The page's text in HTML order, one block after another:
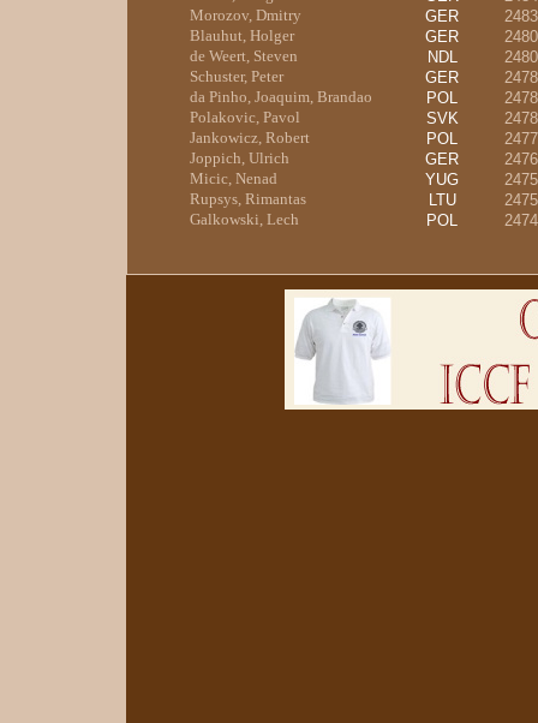
Morozov, Dmitry
GER
2483
Blauhut, Holger
GER
2480
de Weert, Steven
NDL
2480
Schuster, Peter
GER
2478
da Pinho, Joaquim, Brandao
POL
2478
Polakovic, Pavol
SVK
2478
Jankowicz, Robert
POL
2477
Joppich, Ulrich
GER
2476
Micic, Nenad
YUG
2475
Rupsys, Rimantas
LTU
2475
Galkowski, Lech
POL 2474